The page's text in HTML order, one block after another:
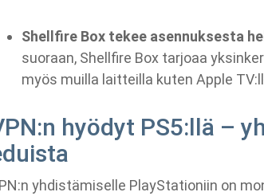
Shellfire Box tekee asennuksesta
suoraan, Shellfire Box tarjoaa
myös muilla laitteilla kuten Apple
hyödyt PS5:llä –
yhdistämiselle PlayStationiin on